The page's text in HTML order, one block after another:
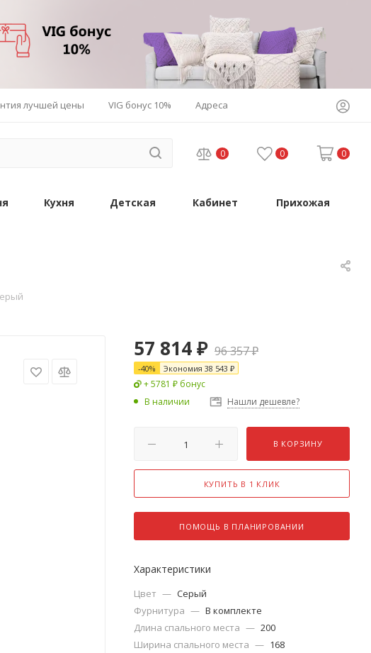
лучшей цены VIG бонус 10% Адреса
0 0 0
Кухня Детская Кабинет Прихожая
57 814₽ 96 357₽
-40% Экономия 38 543 ₽
+ 5781 ₽ бонус
В наличии
Нашли дешевле?
В КОРЗИНУ
КУПИТЬ В 1 КЛИК
ПОМОЩЬ В ПЛАНИРОВАНИИ
Характеристики
Цвет — Серый
Фурнитура — В комплекте
Длина спального места — 200
Ширина спального места — 168